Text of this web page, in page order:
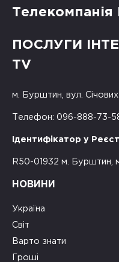
Телекомпанія
ПОСЛУГИ
TV
м. Бурштин, вул. Січових
Телефон: 096-888-73-
Ідентифікатор у
R50-01932 м. Бурштин,
НОВИНИ
Україна
Світ
Варто знати
Гроші